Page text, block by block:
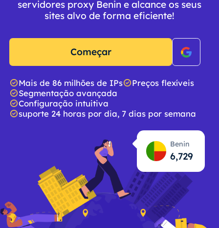
servidores proxy Benin e alcance os seus
sites alvo de forma eficiente!
Começar
Mais de 86 milhões de IPs
Preços flexíveis
Segmentação avançada
Configuração intuitiva
suporte 24 horas por dia, 7 dias por semana
Benin
6,730